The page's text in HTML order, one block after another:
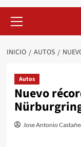
primario
INICIO AUTOS
Autos
Nuevo
Jose Antonio